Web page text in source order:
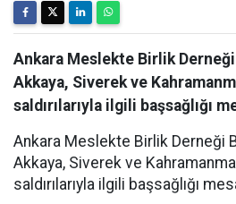
Ankara Meslekte Birlik Derneği
Akkaya, Siverek ve
saldırılarıyla ilgili başsağlığı
Ankara Meslekte Birlik Derneği
Akkaya, Siverek ve
saldırılarıyla ilgili başsağlığı